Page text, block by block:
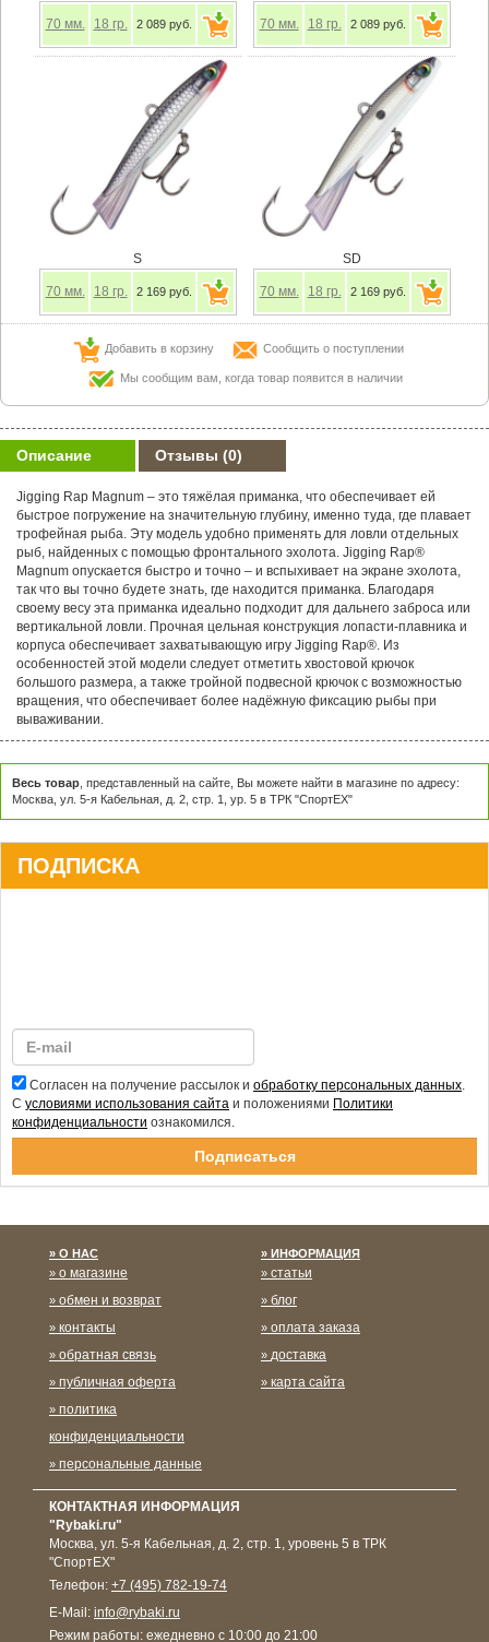
70 мм. 18 гр. 2 089 руб. 70 мм. 18 гр. 2 089 руб.
S
70 мм. 18 гр. 2 169 руб.
SD
70 мм. 18 гр. 2 169 руб.
Добавить в корзину Сообщить о поступлении
Мы сообщим вам, когда товар появится в наличии
Описание Отзывы (0)
Jigging Rap Magnum – это тяжёлая приманка, что обеспечивает ей
быстрое погружение на значительную глубину, именно туда, где плавает
трофейная рыба. Эту модель удобно применять для ловли отдельных
рыб, найденных с помощью фронтального эхолота. Jigging Rap®
Magnum опускается быстро и точно – и вспыхивает на экране эхолота,
так что вы точно будете знать, где находится приманка. Благодаря
своему весу эта приманка идеально подходит для дальнего заброса или
вертикальной ловли. Прочная цельная конструкция лопасти-плавника и
корпуса обеспечивает захватывающую игру Jigging Rap®. Из
особенностей этой модели следует отметить хвостовой крючок
большого размера, а также тройной подвесной крючок с возможностью
вращения, что обеспечивает более надёжную фиксацию рыбы при
вываживании.
Весь товар , представленный на сайте, Вы можете найти в магазине по адресу:
Москва, ул. 5-я Кабельная, д. 2, стр. 1, ур. 5 в ТРК "СпортЕХ"
ПОДПИСКА
Согласен на получение рассылок и обработку персональных данных
С условиями использования сайта и положениями Политики
конфиденциальности ознакомился.
О НАС
о магазине
обмен и возврат
контакты
обратная связь
публичная оферта
политика
конфиденциальности
персональные данные
ИНФОРМАЦИЯ
статьи
блог
оплата заказа
доставка
карта сайта
КОНТАКТНАЯ ИНФОРМАЦИЯ
"Rybaki.ru"
Москва, ул. 5-я Кабельная, д. 2, стр. 1, уровень 5 в ТРК
"СпортЕХ"
Телефон: +7 (495) 782-19-74
E-Mail: info@rybaki.ru
Режим работы: ежедневно с 10:00 до 21:00